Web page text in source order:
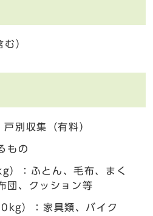
）
別収集（有料）
もの
）：ふとん、毛布、まく
団、クッション等
）：家具類、バイク